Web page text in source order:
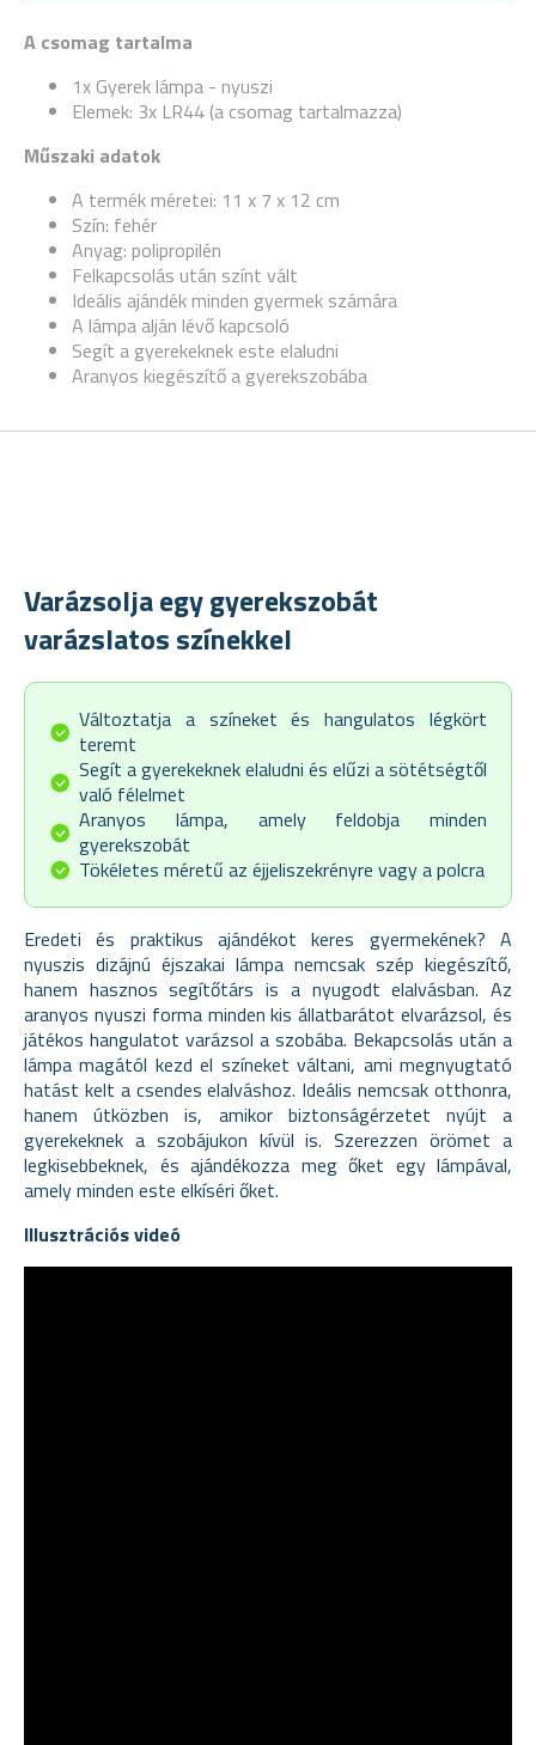
A csomag tartalma
1x Gyerek lámpa - nyuszi
Elemek: 3x LR44 (a csomag tartalmazza)
Műszaki adatok
A termék méretei: 11 x 7 x 12 cm
Szín: fehér
Anyag: polipropilén
Felkapcsolás után színt vált
Ideális ajándék minden gyermek számára
A lámpa alján lévő kapcsoló
Segít a gyerekeknek este elaludni
Aranyos kiegészítő a gyerekszobába
Varázsolja egy gyerekszobát
varázslatos színekkel
Változtatja a színeket és hangulatos légkört
teremt
Segít a gyerekeknek elaludni és elűzi a sötétségtől
való félelmet
Aranyos lámpa, amely feldobja minden
gyerekszobát
Tökéletes méretű az éjjeliszekrényre vagy a polcra
Eredeti és praktikus ajándékot keres gyermekének? A
nyuszis dizájnú éjszakai lámpa nemcsak szép kiegészítő,
hanem hasznos segítőtárs is a nyugodt elalvásban. Az
aranyos nyuszi forma minden kis állatbarátot elvarázsol, és
játékos hangulatot varázsol a szobába. Bekapcsolás után a
lámpa magától kezd el színeket váltani, ami megnyugtató
hatást kelt a csendes elalváshoz. Ideális nemcsak otthonra,
hanem útközben is, amikor biztonságérzetet nyújt a
gyerekeknek a szobájukon kívül is. Szerezzen örömet a
legkisebbeknek, és ajándékozza meg őket egy lámpával,
amely minden este elkíséri őket.
Illusztrációs videó